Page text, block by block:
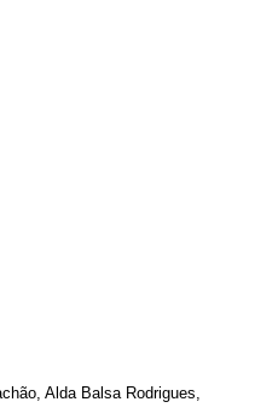
Alda Balsa Rodrigues,